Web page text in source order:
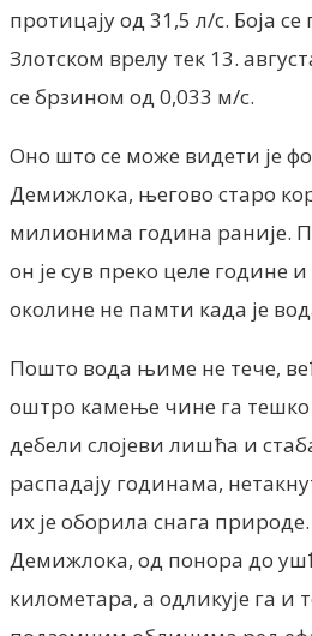
протицају од 31,5 л/с. Боја се
Злотском врелу тек 13.
се брзином од 0,033 м/с.
Оно што се може видети је
Демижлока, његово старо
милионима година раније.
он је сув преко целе године
околине не памти када је
Пошто вода њиме не тече,
оштро камење чине га
дебели слојеви лишћа и
распадају годинама,
их је оборила снага
Демижлока, од понора до
километара, а одликује га и